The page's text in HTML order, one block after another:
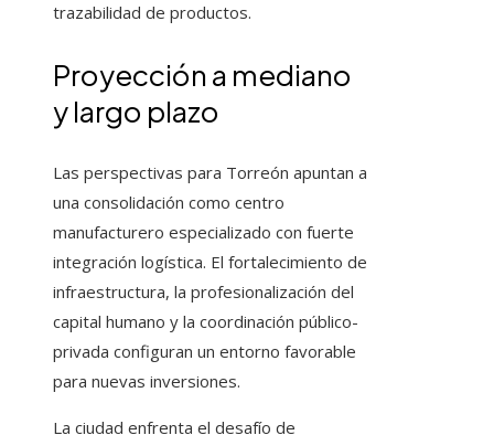
trazabilidad de productos.
Proyección a mediano
y largo plazo
Las perspectivas para Torreón apuntan a
una consolidación como centro
manufacturero especializado con fuerte
integración logística. El fortalecimiento de
infraestructura, la profesionalización del
capital humano y la coordinación público-
privada configuran un entorno favorable
para nuevas inversiones.
La ciudad enfrenta el desafío de